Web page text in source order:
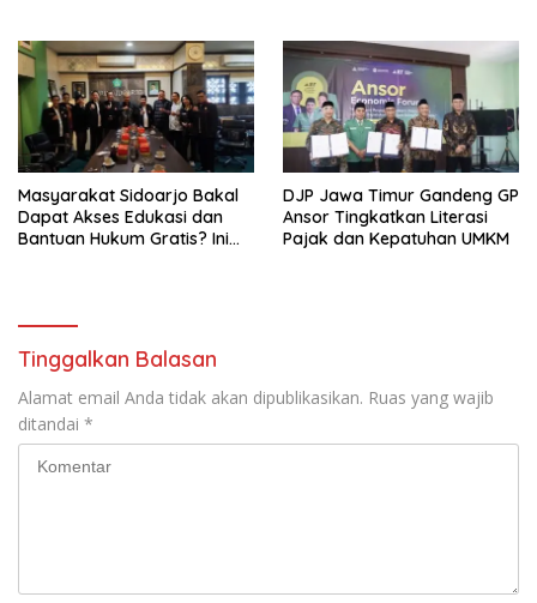
Masyarakat Sidoarjo Bakal
Dapat Akses Edukasi dan
Bantuan Hukum Gratis? Ini
DJP Jawa Timur Gandeng GP
Ansor Tingkatkan Literasi
Pajak dan Kepatuhan UMKM
Tinggalkan Balasan
Alamat email Anda tidak akan dipublikasikan. Ruas yang wajib
ditandai *